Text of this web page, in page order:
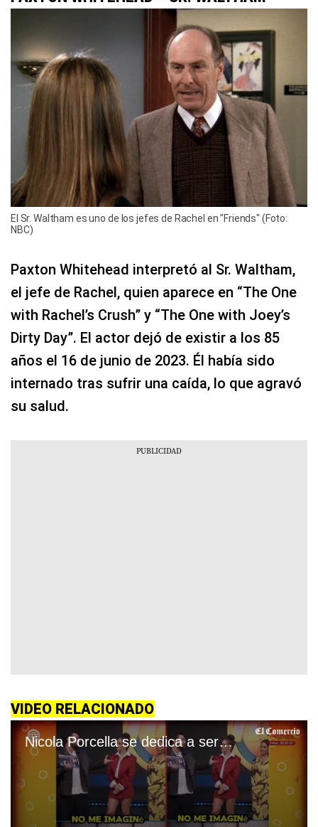
El Sr. Waltham es uno de los jefes de Rachel en "Friends" (Foto:
NBC)
Paxton Whitehead interpretó al Sr. Waltham,
el jefe de Rachel, quien aparece en “The One
with Rachel’s Crush” y “The One with Joey’s
Dirty Day”. El actor dejó de existir a los 85
años el 16 de junio de 2023. Él había sido
internado tras sufrir una caída, lo que agravó
su salud.
VIDEO RELACIONADO
Nicola Porcella se dedica a ser actor en México